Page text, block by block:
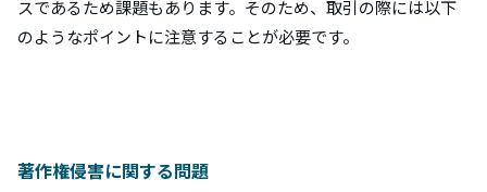
スであるため課題もあります。そのため、取引の際には以下
のようなポイントに注意することが必要です。
著作権侵害に関する問題